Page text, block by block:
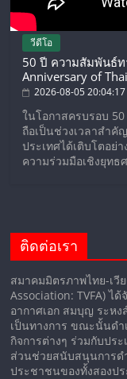
วีดีโอ
50 ปี ความสัมพันธ์ท
Anniversary of
2026-08-05 20:04:17
ในโอกาสครบรอบ
ถือเป็นช่วงเวลาสำคั
ประเทศได้เติบโตอย่
ความร่วมมือเชิงยุทธ
ติดต่อเรา
สมาคมมิตรภาพไทย-เวี
Association: TVFA) ไ
อากาศเอก สมบุญ ระห
เป็นทางการ ขณะนั้นดำ
กิจการต่างๆ ร่วมกับปร
ส่วนช่วยสนับสนุนการด
ประชาชนของทั้งสองป